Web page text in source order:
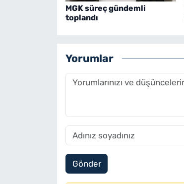
MGK süreç gündemli
toplandı
Yorumlar
Gönder